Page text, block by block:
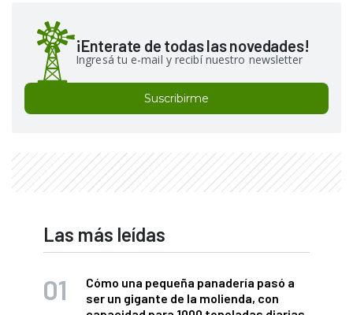
¡Enterate de todas las novedades!
Ingresá tu e-mail y recibí nuestro newsletter
Suscribirme
Las más leídas
Cómo una pequeña panadería pasó a
ser un gigante de la molienda, con